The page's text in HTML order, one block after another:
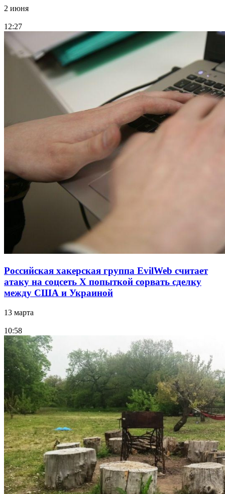
2 июня
12:27
Российская хакерская группа EvilWeb считает
атаку на соцсеть Х попыткой сорвать сделку
между США и Украиной
13 марта
10:58